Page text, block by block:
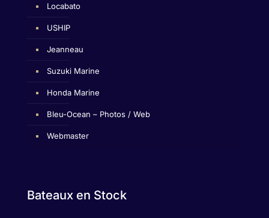
Locabato
USHIP
Jeanneau
Suzuki Marine
Honda Marine
Bleu-Ocean – Photos / Web
Webmaster
Bateaux en Stock